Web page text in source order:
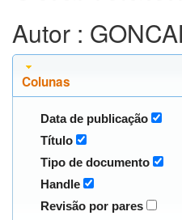
Autor :
Colunas
Data de publicação
Título
Tipo de documento
Handle
Revisão por pares